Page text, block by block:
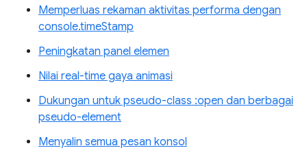
Memperluas rekaman aktivitas performa dengan
console.timeStamp
Peningkatan panel elemen
Nilai real-time gaya animasi
Dukungan untuk pseudo-class :open dan berbagai
pseudo-element
Menyalin semua pesan konsol